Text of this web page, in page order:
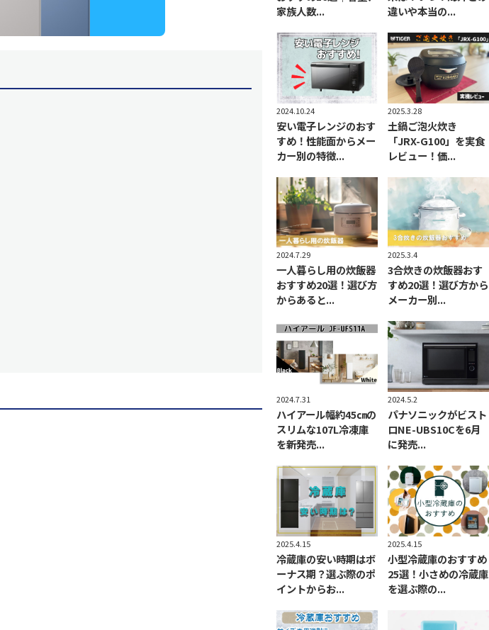
家族人数...
違いや本当の...
2024.10.24
安い電子レンジのおす
すめ！性能面からメー
カー別の特徴...
2025.3.28
土鍋ご泡火炊き
「JRX-G100」を実食
レビュー！価...
2024.7.29
一人暮らし用の炊飯器
おすすめ20選！選び方
からあると...
2025.3.4
3合炊きの炊飯器おす
すめ20選！選び方から
メーカー別...
2024.7.31
ハイアール幅約45㎝の
スリムな107L冷凍庫
を新発売...
2024.5.2
パナソニックがビスト
ロNE-UBS10Cを6月
に発売...
2025.4.15
冷蔵庫の安い時期はボ
ーナス期？選ぶ際のポ
イントからお...
2025.4.15
小型冷蔵庫のおすすめ
25選！小さめの冷蔵庫
を選ぶ際の...